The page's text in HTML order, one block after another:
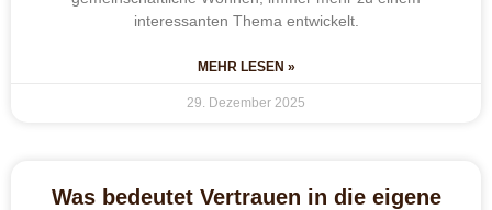
interessanten Thema entwickelt.
MEHR LESEN »
29. Dezember 2025
Was bedeutet Vertrauen in die eigene